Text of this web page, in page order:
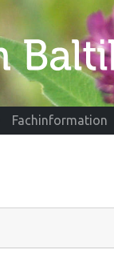
Fachinformation